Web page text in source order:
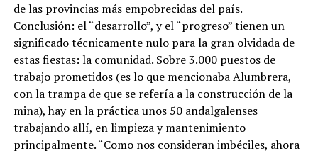
de las provincias más empobrecidas del país.
Conclusión: el “desarrollo”, y el “progreso” tienen un
significado técnicamente nulo para la gran olvidada de
estas fiestas: la comunidad. Sobre 3.000 puestos de
trabajo prometidos (es lo que mencionaba Alumbrera,
con la trampa de que se refería a la construcción de la
mina), hay en la práctica unos 50 andalgalenses
trabajando allí, en limpieza y mantenimiento
principalmente. “Como nos consideran imbéciles, ahora